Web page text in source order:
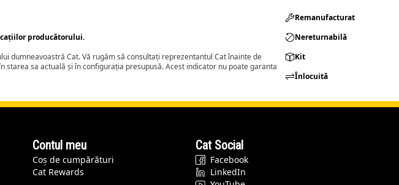
producătorului.
dumneavoastră Cat. Vă rugăm să consultați reprezentantul Cat înainte de
sa actuală și în configurația presupusă. Acest indicator nu poate garanta
Remanufacturat​
Nereturnabilă
Kit
Înlocuită
Contul meu
Coș de cumpărături
Cat Rewards
Cat Social
Facebook
LinkedIn